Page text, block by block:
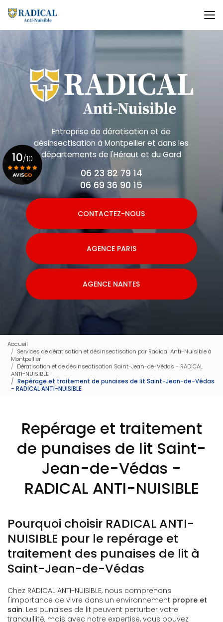
au
contenu
principal
Entreprise de dératisation et de
désinsectisationà Montpellier et dans les
départements de l'Héraut et du Gard
06 23 82 79 14
06 69 36 90 15
CONTACTEZ-NOUS
AGENCE PARIS
AGENCE NANTES
10/10
Voir le certificat
Accueil
Services de dératisation et désinsectisation par Radical Anti-Nuisible à
Montpellier
Dératisation et de désinsectisation Saint-Jean-de-Védas - RADICAL
ANTI-NUISIBLE
Repérage et traitement de punaises de lit Saint-Jean-de-Védas
- RADICAL ANTI-NUISIBLE
Repérage et traitement
de punaises de lit Saint-
Jean-de-Védas -
RADICAL ANTI-NUISIBLE
Pourquoi choisir RADICAL ANTI-
NUISIBLE pour le repérage et
traitement des punaises de lit à
Saint-Jean-de-Védas
Chez RADICAL ANTI-NUISIBLE, nous comprenons
l'importance de vivre dans un environnement propre et
sain. Les punaises de lit peuvent perturber votre
tranquillité, mais avec notre expertise, vous pouvez